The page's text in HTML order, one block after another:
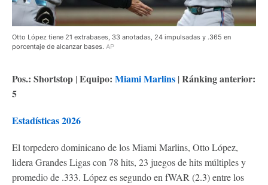
Otto López tiene 21 extrabases, 33 anotadas, 24 impulsadas y .365 en
porcentaje de alcanzar bases. AP
Pos.: Shortstop | Equipo: Miami Marlins | Ránking anterior:
5
Estadísticas 2026
El torpedero dominicano de los Miami Marlins, Otto López,
lidera Grandes Ligas con 78 hits, 23 juegos de hits múltiples y
promedio de .333. López es segundo en fWAR (2.3) entre los